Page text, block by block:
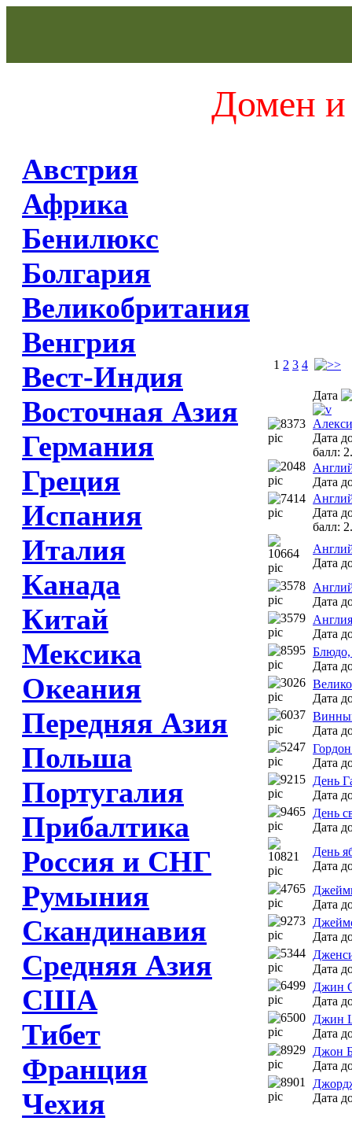
Домен и
Австрия
Африка
Бенилюкс
Болгария
Великобритания
Венгрия
Вест-Индия
Восточная Азия
Германия
Греция
Испания
Италия
Канада
Китай
Мексика
Океания
Передняя Азия
Польша
Португалия
Прибалтика
Россия и СНГ
Румыния
Скандинавия
Средняя Азия
США
Тибет
Франция
Чехия
1 2 3 4
Дата
Дата
балл:
Дата
Дата
балл:
Дата
Дата
Дата
Блюдо,
Дата
Дата
Дата
Дата
День
Дата
День
Дата
День
Дата
Дата
Дата
Дата
Джин
Дата
Джин
Дата
Джон
Дата
Дата